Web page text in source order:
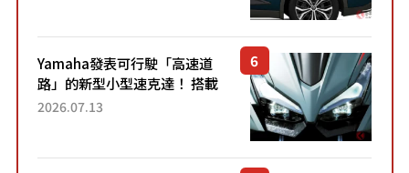
Yamaha發表可行駛「高速道
路」的新型小型速克達！ 搭載
能享受超強勁「渦輪感」的動
2026.07.13